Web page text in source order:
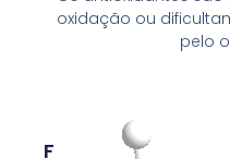
oxidação ou
pelo
F